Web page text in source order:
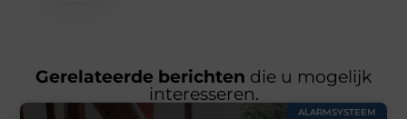
Gerelateerde berichten die u mogelijk
interesseren.
ALARMSYSTEEM